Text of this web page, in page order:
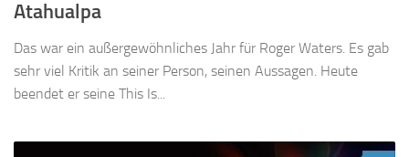
Atahualpa
Das war ein außergewöhnliches Jahr für Roger Waters. Es gab
sehr viel Kritik an seiner Person, seinen Aussagen. Heute
beendet er seine This Is...